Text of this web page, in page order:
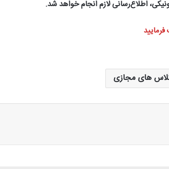
اطلاع‌رسانی لازم انجام خواهد شد.
های مجازی